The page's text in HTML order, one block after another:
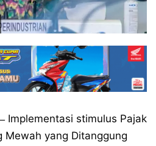
Implementasi stimulus Pajak
Mewah yang Ditanggung